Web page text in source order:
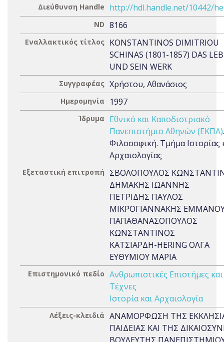
Διεύθυνση Handle http://hdl.handle.net/10442/
ND 8166
Εναλλακτικός τίτλος KONSTANTINOS DIMITRIOU
SCHINAS (1801-1857) DAS
UND SEIN WERK
Συγγραφέας Χρήστου, Αθανάσιος
Ημερομηνία 1997
Ίδρυμα
Εθνικό και Καποδιστριακό
Πανεπιστήμιο Αθηνών (ΕΚΠΑ)
Φιλοσοφική. Τμήμα Ιστορίας
Αρχαιολογίας
Εξεταστική επιτροπή
ΣΒΟΛΟΠΟΥΛΟΣ
ΔΗΜΑΚΗΣ ΙΩΑΝΝΗΣ
ΠΕΤΡΙΔΗΣ ΠΑΥΛΟΣ
ΜΙΚΡΟΓΙΑΝΝΑΚΗΣ
ΠΑΠΑΘΑΝΑΣΟΠΟΥΛΟΣ
ΚΩΝΣΤΑΝΤΙΝΟΣ
ΚΑΤΣΙΑΡΔΗ-HERING ΟΛΓΑ
ΕΥΘΥΜΙΟΥ ΜΑΡΙΑ
Επιστημονικό πεδίο Ανθρωπιστικές Επιστήμες και
Τέχνες
Ιστορία και Αρχαιολογία
Λέξεις-κλειδιά ΑΝΑΜΟΡΦΩΣΗ ΤΗΣ
ΠΑΙΔΕΙΑΣ ΚΑΙ ΤΗΣ